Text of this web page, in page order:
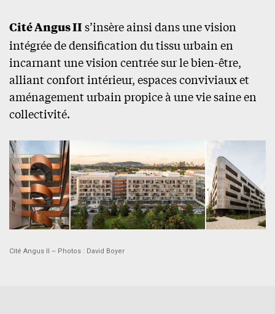
Cité Angus IIs’insère ainsi dans une vision
intégrée de densification du tissu urbain en
incarnant une vision centrée sur le bien-être,
alliant confort intérieur, espaces conviviaux et
aménagement urbain propice à une vie saine en
collectivité.
Cité Angus II – Photos : David Boyer